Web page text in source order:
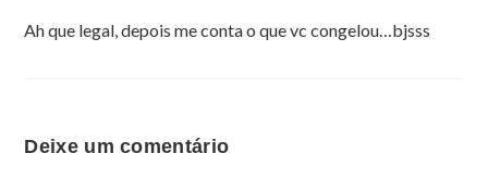
Ah que legal, depois me conta o que vc congelou…bjsss
Deixe um comentário